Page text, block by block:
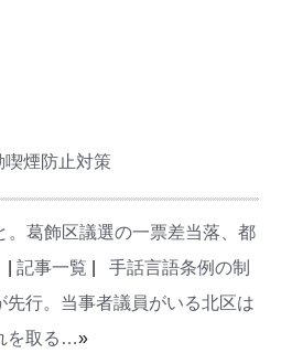
喫煙防止対策
。葛飾区議選の一票差当落、都
記事一覧
手話言語条例の制
先行。当事者議員がいる北区は
を取る…»